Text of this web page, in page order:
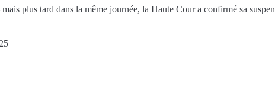
plus tard dans la même journée, la Haute Cour a confirmé sa